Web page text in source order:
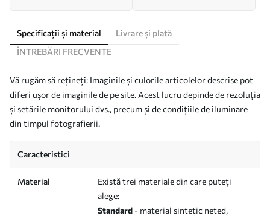
Specificații și material
Livrare și plată
ÎNTREBĂRI FRECVENTE
Vă rugăm să rețineți: Imaginile și culorile articolelor descrise pot
diferi ușor de imaginile de pe site. Acest lucru depinde de rezoluția
și setările monitorului dvs., precum și de condițiile de iluminare
din timpul fotografierii.
Caracteristici
Material
Există trei materiale din care puteți
alege:
Standard - material sintetic neted,